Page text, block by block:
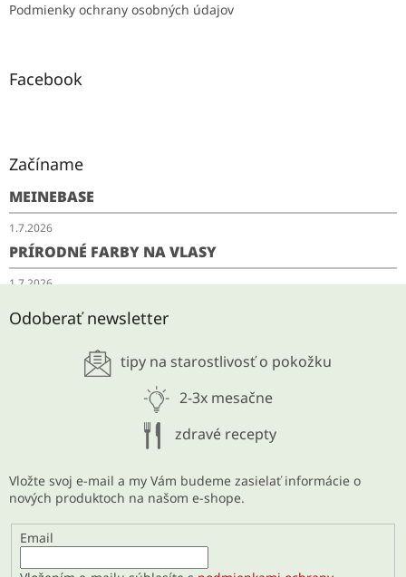
Podmienky ochrany osobných údajov
Facebook
Začíname
MEINEBASE
1.7.2026
PRÍRODNÉ FARBY NA VLASY
1.7.2026
SCHUDNITE ODKYSLENÍM
Odoberať newsletter
tipy na starostlivosť o pokožku
2-3x mesačne
zdravé recepty
Vložte svoj e-mail a my Vám budeme zasielať informácie o
nových produktoch na našom e-shope.
Email